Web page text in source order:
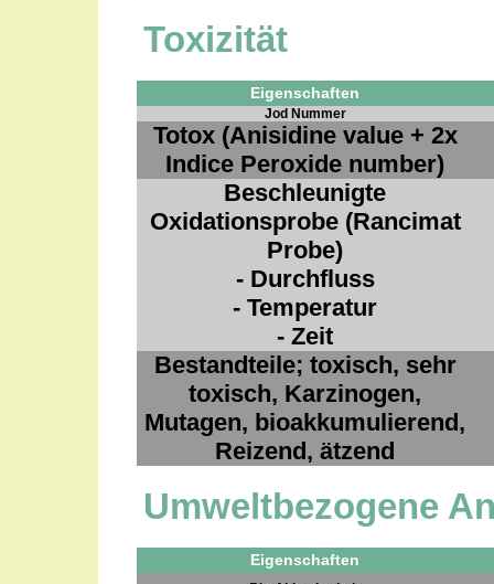
Toxizität
Eigenschaften
Jod Nummer
Totox (Anisidine value + 2x
Indice Peroxide number)
Beschleunigte
Oxidationsprobe (Rancimat
Probe)
- Durchfluss
- Temperatur
- Zeit
Bestandteile; toxisch, sehr
toxisch, Karzinogen,
Mutagen, bioakkumulierend,
Reizend, ätzend
Umweltbezogene
Eigenschaften